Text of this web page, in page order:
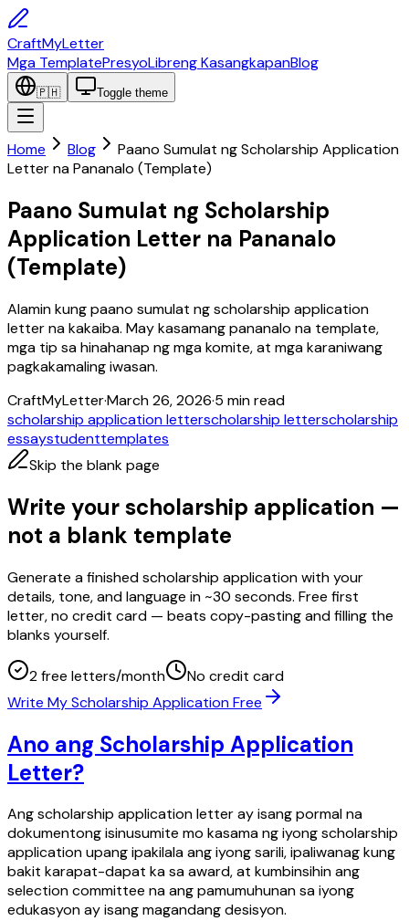
CraftMyLetter
Mga TemplatePresyoLibreng KasangkapanBlog
🇵🇭 Toggle theme
Home Blog
Paano Sumulat ng Scholarship Application
Letter na Pananalo (Template)
Paano Sumulat ng Scholarship
Application Letter na Pananalo
(Template)
Alamin kung paano sumulat ng scholarship application
letter na kakaiba. May kasamang pananalo na template,
mga tip sa hinahanap ng mga komite, at mga karaniwang
pagkakamaling iwasan.
CraftMyLetter·March 26, 2026·5 min read
scholarship application letterscholarship letterscholarship
essaystudenttemplates
Skip the blank page
Write your scholarship application —
not a blank template
Generate a finished scholarship application with your
details, tone, and language in ~30 seconds. Free first
letter, no credit card — beats copy-pasting and filling the
blanks yourself.
2 free letters/month
No credit card
Write My Scholarship Application Free
Ano ang Scholarship Application
Letter?
Ang scholarship application letter ay isang pormal na
dokumentong isinusumite mo kasama ng iyong scholarship
application upang ipakilala ang iyong sarili, ipaliwanag kung
bakit karapat-dapat ka sa award, at kumbinsihin ang
selection committee na ang pamumuhunan sa iyong
edukasyon ay isang magandang desisyon.